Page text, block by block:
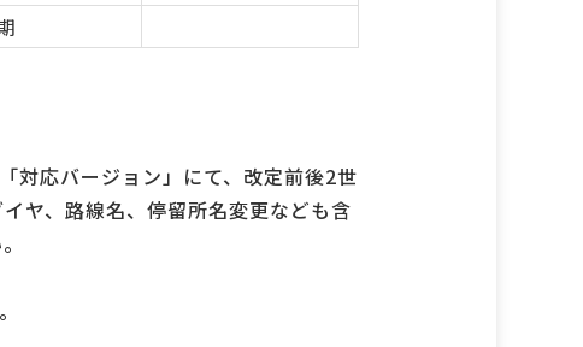
対応バージョン」にて、改定前後2世
ヤ、路線名、停留所名変更なども含